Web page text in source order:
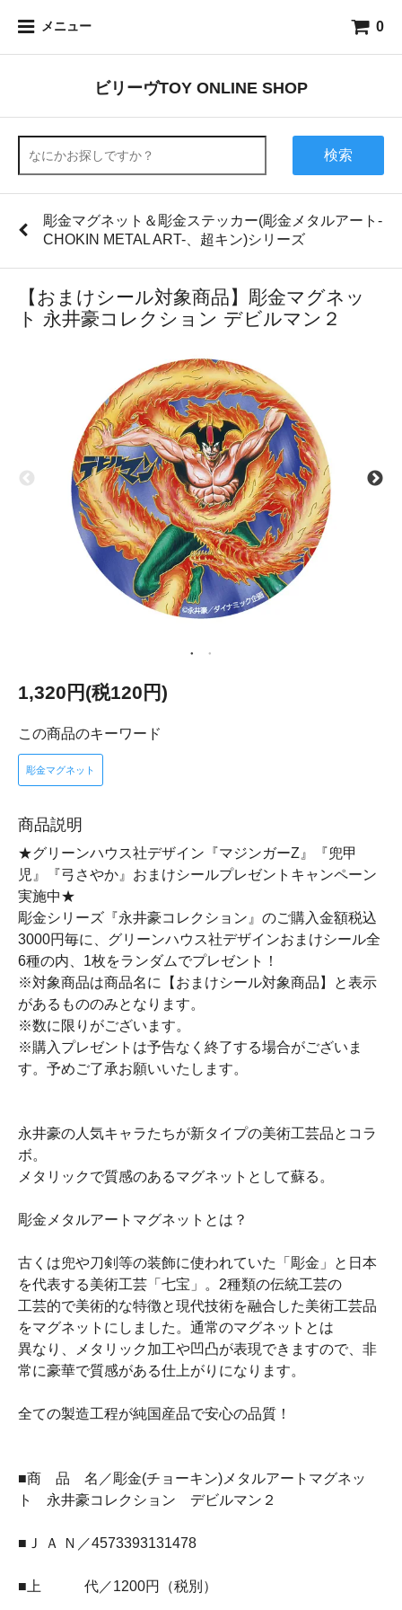
メニュー 0
ビリーヴTOY ONLINE SHOP
検索
彫金マグネット＆彫金ステッカー(彫金メタルアート-
CHOKIN METAL ART-、超キン)シリーズ
【おまけシール対象商品】彫金マグネッ
ト 永井豪コレクション デビルマン２
1,320円(税120円)
この商品のキーワード
彫金マグネット
商品説明
★グリーンハウス社デザイン『マジンガーZ』『兜甲
児』『弓さやか』おまけシールプレゼントキャンペーン
実施中★
彫金シリーズ『永井豪コレクション』のご購入金額税込
3000円毎に、グリーンハウス社デザインおまけシール全
6種の内、1枚をランダムでプレゼント！
※対象商品は商品名に【おまけシール対象商品】と表示
があるもののみとなります。
※数に限りがございます。
※購入プレゼントは予告なく終了する場合がございま
す。予めご了承お願いいたします。
永井豪の人気キャラたちが新タイプの美術工芸品とコラ
ボ。
メタリックで質感のあるマグネットとして蘇る。
彫金メタルアートマグネットとは？
古くは兜や刀剣等の装飾に使われていた「彫金」と日本
を代表する美術工芸「七宝」。2種類の伝統工芸の
工芸的で美術的な特徴と現代技術を融合した美術工芸品
をマグネットにしました。通常のマグネットとは
異なり、メタリック加工や凹凸が表現できますので、非
常に豪華で質感がある仕上がりになります。
全ての製造工程が純国産品で安心の品質！
■商 品 名／彫金(チョーキン)メタルアートマグネッ
ト 永井豪コレクション デビルマン２
■Ｊ Ａ Ｎ／4573393131478
■上 代／1200円（税別）